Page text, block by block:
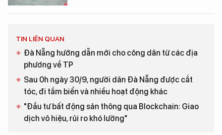
TIN LIÊN QUAN
Đà Nẵng hướng dẫn mới cho công dân từ các địa
phương về TP
Sau 0h ngày 30/9, người dân Đà Nẵng được cắt
tóc, đi tắm biển và nhiều hoạt động khác
"Đầu tư bất động sản thông qua Blockchain: Giao
dịch vô hiệu, rủi ro khó lường"